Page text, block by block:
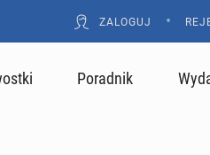
ZALOGUJ •
Poradnik